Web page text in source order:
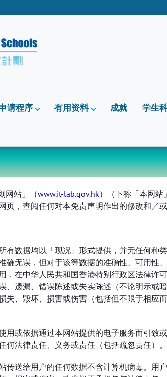
请程序 有用资料 成就 学生
网站」（www.it-lab.gov.hk）（下称「本网
页，查阅任何对本免责声明作出的修改和／或
有数据均以「现况」形式提供，并无任何
确无误，但对于该等数据的准确性、可用
，在中华人民共和国香港特别行政区法律
、遗漏、错误陈述或失实陈述（不论明示
失、毁坏、损害或伤害（包括但不限于相
用或依据通过本网站提供的电子服务而引
何法律责任、义务或责任（包括疏忽责任）。
传送给用户的任何数据不含计算机病毒。用